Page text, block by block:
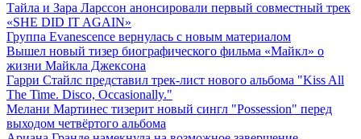
Тайла и Зара Ларссон анонсировали первый совместный трек
«SHE DID IT AGAIN»
Группа Evanescence вернулась с новым материалом
Вышел новый тизер биографического фильма «Майкл» о
жизни Майкла Джексона
Гарри Стайлс представил трек-лист нового альбома "Kiss All
The Time. Disco, Occasionally."
Мелани Мартинес тизерит новый сингл "Possession" перед
выходом четвёртого альбома